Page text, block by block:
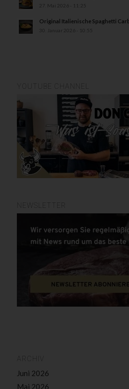
27. Mai 2026 - 11:25
Original Italienische Spaghetti
30. Januar 2026 - 10:55
YOUTUBE CHANNEL
NEWSLETTER
ARCHIV
Juni 2026
Mai 2026